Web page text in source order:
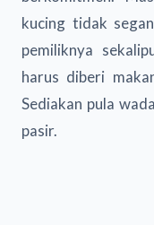
kucing tidak
pemiliknya
harus diberi
Sediakan pula
pasir.